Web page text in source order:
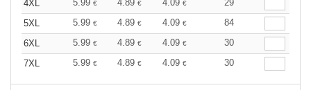
4XL
5.99 € 4.89 € 4.09 €
29
5XL
5.99 € 4.89 € 4.09 €
84
6XL
5.99 € 4.89 € 4.09 €
30
7XL
5.99 € 4.89 € 4.09 € 30